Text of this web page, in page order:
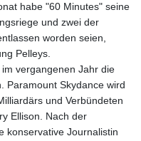
habe "60 Minutes" seine
und zwei der
worden seien,
Pelleys.
vergangenen Jahr die
Paramount Skydance wird
und Verbündeten
Ellison. Nach der
konservative Journalistin